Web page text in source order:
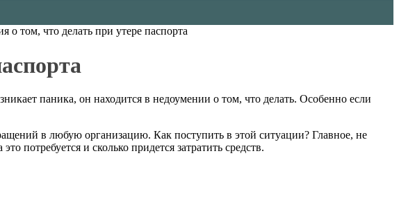
о том, что делать при утере паспорта
паника, он находится в недоумении о том, что делать. Особенно если
в любую организацию. Как поступить в этой ситуации? Главное, не
потребуется и сколько придется затратить средств.